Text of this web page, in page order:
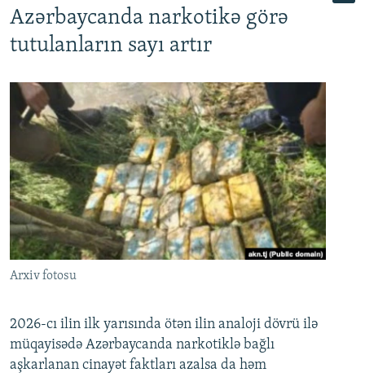
Azərbaycanda narkotikə görə
tutulanların sayı artır
Arxiv fotosu
2026-cı ilin ilk yarısında ötən ilin analoji dövrü ilə
müqayisədə Azərbaycanda narkotiklə bağlı
aşkarlanan cinayət faktları azalsa da həm